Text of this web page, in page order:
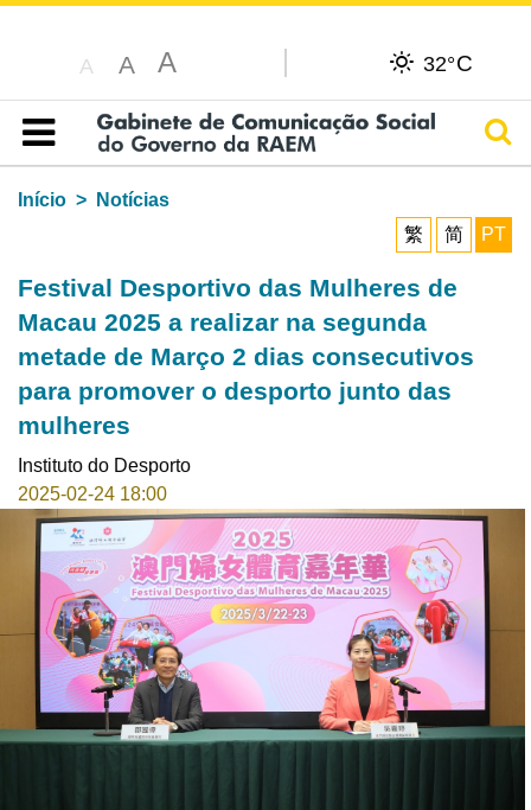
A A A 32°C
Índice
Início
Notícias
繁
简 PT
Festival Desportivo das Mulheres de
Macau 2025 a realizar na segunda
metade de Março 2 dias consecutivos
para promover o desporto junto das
mulheres
Instituto do Desporto
2025-02-24 18:00